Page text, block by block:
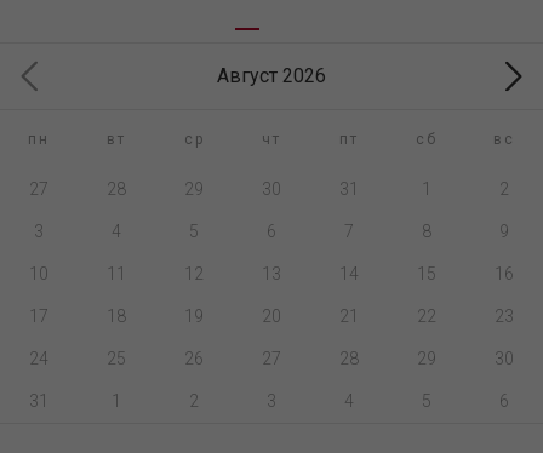
Август 2026
пн вт ср чт пт сб вс
27 28 29 30 31 1 2
3 4 5 6 7 8 9
10 11 12 13 14 15 16
17 18 19 20 21 22 23
24 25 26 27 28 29 30
31 1 2 3 4 5 6